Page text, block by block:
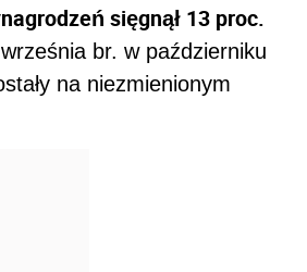
sięgnął 13 proc.
br. w październiku
na niezmienionym